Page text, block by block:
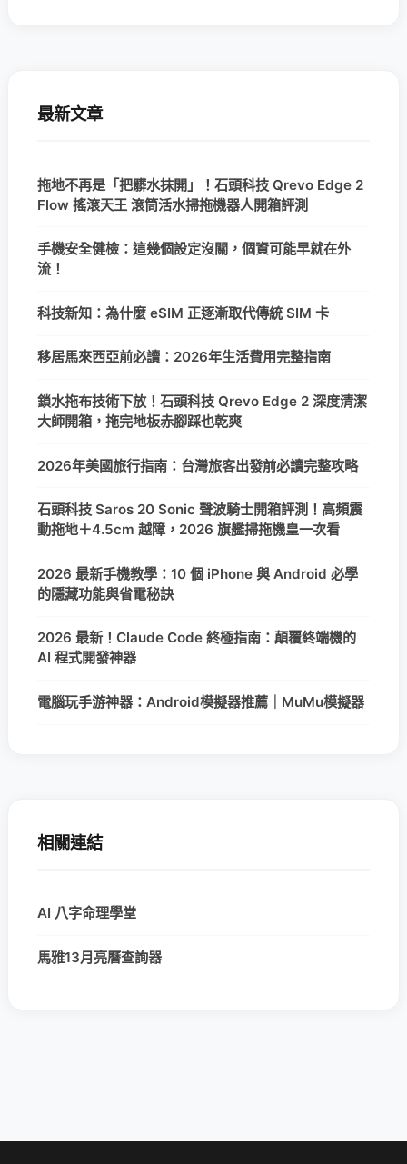
最新文章
拖地不再是「把髒水抹開」！石頭科技 Qrevo Edge 2
Flow 搖滾天王 滾筒活水掃拖機器人開箱評測
手機安全健檢：這幾個設定沒關，個資可能早就在外
流！
科技新知：為什麼 eSIM 正逐漸取代傳統 SIM 卡
移居馬來西亞前必讀：2026年生活費用完整指南
鎖水拖布技術下放！石頭科技 Qrevo Edge 2 深度清潔
大師開箱，拖完地板赤腳踩也乾爽
2026年美國旅行指南：台灣旅客出發前必讀完整攻略
石頭科技 Saros 20 Sonic 聲波騎士開箱評測！高頻震
動拖地＋4.5cm 越障，2026 旗艦掃拖機皇一次看
2026 最新手機教學：10 個 iPhone 與 Android 必學
的隱藏功能與省電秘訣
2026 最新！Claude Code 終極指南：顛覆終端機的
AI 程式開發神器
電腦玩手游神器：Android模擬器推薦｜MuMu模擬器
相關連結
AI 八字命理學堂
馬雅13月亮曆查詢器